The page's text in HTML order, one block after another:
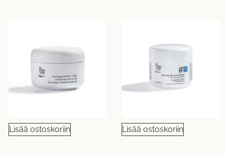
Lisää ostoskoriin Lisää ostoskoriin